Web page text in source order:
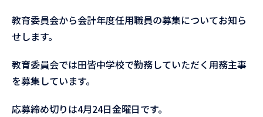
教育委員会から会計年度任用職員の募集についてお知ら
せします。
教育委員会では田皆中学校で勤務していただく用務主事
を募集しています。
応募締め切りは4月24日金曜日です。